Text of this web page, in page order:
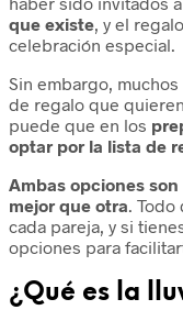
que existe, y el
celebración especial.
Sin embargo,
de regalo que
puede que en los
optar por la lista de
Ambas opciones
mejor que otra.
cada pareja, y si
opciones para
¿Qué es la